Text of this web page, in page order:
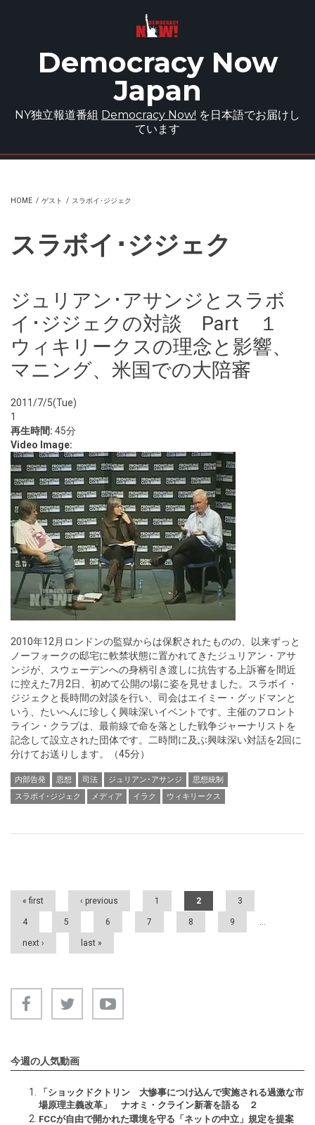
Democracy Now
Japan
NY独立報道番組 Democracy Now! を日本語でお届けし
ています
HOME / ゲスト / スラボイ･ジジェク
スラボイ･ジジェク
ジュリアン･アサンジとスラボ
イ･ジジェクの対談 Part １
ウィキリークスの理念と影響、
マニング、米国での大陪審
2011/7/5(Tue)
1
再生時間: 45分
Video Image:
2010年12月ロンドンの監獄からは保釈されたものの、以来ずっと
ノーフォークの邸宅に軟禁状態に置かれてきたジュリアン・アサ
ンジが、スウェーデンへの身柄引き渡しに抗告する上訴審を間近
に控えた7月2日、初めて公開の場に姿を見せました。スラボイ・
ジジェクと長時間の対談を行い、司会はエイミー・グッドマンと
いう、たいへんに珍しく興味深いイベントです。主催のフロント
ライン・クラブは、最前線で命を落とした戦争ジャーナリストを
記念して設立された団体です。二時間に及ぶ興味深い対話を2回に
分けてお送りします。（45分）
内部告発 思想 司法 ジュリアン･アサンジ
思想統制
スラボイ･ジジェク
メディア イラク ウィキリークス
Pages
« first ‹ previous 1 2 3
4 5 6 7 8 9 …
next › last »
今週の人気動画
「ショックドクトリン 大惨事につけ込んで実施される過激な市
場原理主義改革」 ナオミ・クライン新著を語る ２
FCCが自由で開かれた環境を守る「ネットの中立」規定を提案